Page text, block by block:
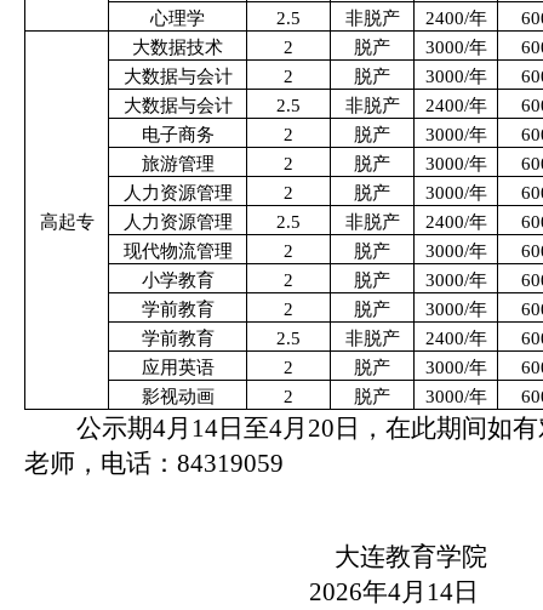
心理学
2.5 非脱产 2400/年
高起专
大数据技术 2 脱产 3000/年
大数据与会计
2 脱产 3000/年
大数据与会计
2.5 非脱产 2400/年
电子商务
2 脱产 3000/年
旅游管理
2 脱产 3000/年
人力资源管理
2 脱产 3000/年
人力资源管理
2.5 非脱产 2400/年
现代物流管理
2 脱产 3000/年
小学教育
2 脱产 3000/年
学前教育
2 脱产 3000/年
学前教育
2.5 非脱产 2400/年
应用英语
2 脱产 3000/年
影视动画
2 脱产 3000/年
公示期4月 14日至4月 20 日，在此期间如
老师，电话： 84319059
大连教育学院
2026年4月 14日